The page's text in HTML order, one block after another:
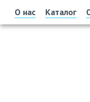
О нас Каталог